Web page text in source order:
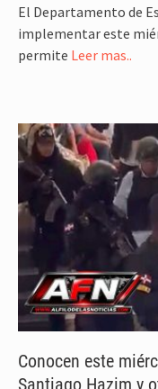
El Departamento de
implementar este
permite Leer mas..
Conocen este